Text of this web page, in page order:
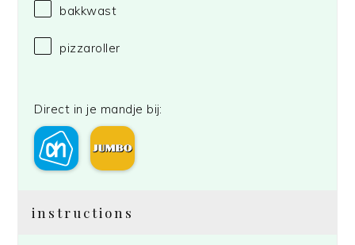
bakkwast
pizzaroller
Direct in je mandje bij:
instructions